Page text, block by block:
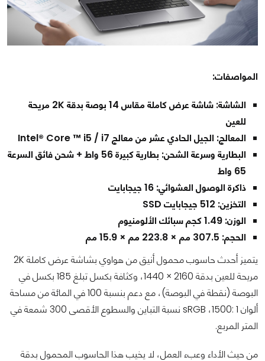
المواصفات:
الشاشة: شاشة عرض كاملة مقاس 14 بوصة بدقة 2K مريحة
للعين
المعالج: الجيل الحادي عشر من معالج Intel® Core ™ i5 / i7
البطارية وسرعة الشحن: بطارية كبيرة 56 واط + شحن فائق السرعة
65 واط
ذاكرة الوصول العشوائي: 16 جيجابايت
التخزين: 512 جيجابايت SSD
الوزن: 1.49 كجم سبائك الألومنيوم
الحجم: 307.5 مم × 223.8 مم × 15.9 مم
يتميز أحدث حاسوب محمول أنيق من هواوي بشاشة عرض كاملة 2K
مريحة للعين بدقة 2160 × 1440، وكثافة بكسل تبلغ 185 بكسل في
البوصة (نقطة في البوصة)، مع دعم بنسبة 100 في المائة من مساحة
ألوان sRGB ،1500: 1 نسبة التباين والسطوع الأقصى 300 شمعة في
المتر المربع.
من حيث الأداء وعبء العمل، لا يخيب هذا الحاسوب المحمول بدقة